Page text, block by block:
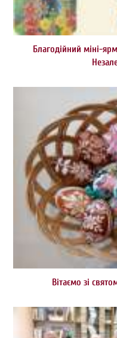
Благодійний міні-
Вітаємо зі